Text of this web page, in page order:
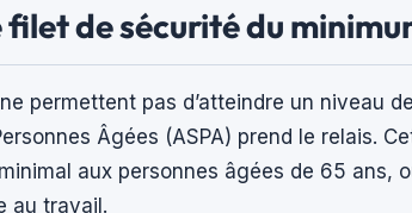
filet de sécurité du
permettent pas d’atteindre un niveau
Âgées (ASPA) prend le relais.
aux personnes âgées de 65 ans,
au travail.